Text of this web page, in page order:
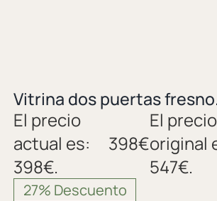
Vitrina dos puertas
El precio
original
547€.
398€
El precio
actual es:
398€.
27% Descuento